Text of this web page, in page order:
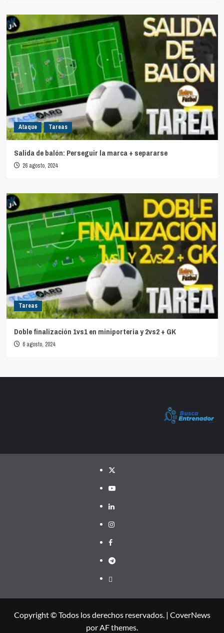
Ataque Tareas
Salida de balón: Perseguir la marca + separarse
26 agosto, 2024
Tareas
Doble finalización 1vs1 en miniporteria y 2vs2 + GK
6 agosto, 2024
Twitter
YouTube
LinkedIn
Instagram
Facebook
Telegram
PayPal
Copyright © Todos los derechos reservados. | CoverNews
por AF themes.